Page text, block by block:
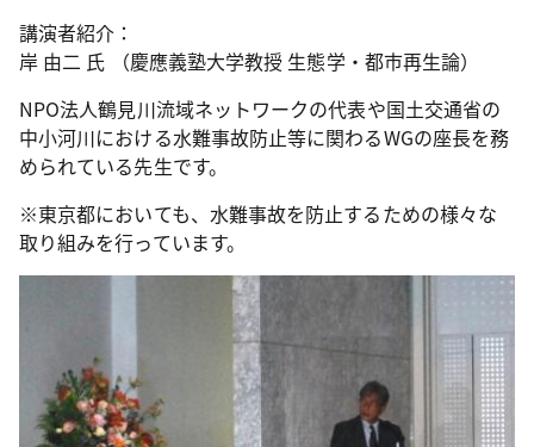
講演者紹介：
岸 由二 氏 （慶應義塾大学教授 生態学・都市再生論）
NPO法人鶴見川流域ネットワークの代表や国土交通省の
中小河川における水難事故防止等に関わるWGの座長を務
められている先生です。
※東京都においても、水難事故を防止するための様々な
取り組みを行っています。